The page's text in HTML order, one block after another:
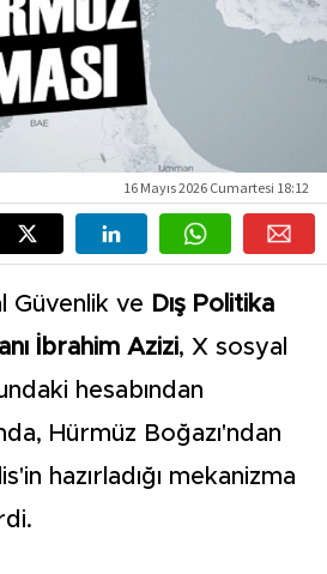
16 Mayıs 2026 Cumartesi 18:12
Güvenlik ve Dış Politika
İbrahim Azizi, X sosyal
hesabından
Hürmüz Boğazı'ndan
hazırladığı mekanizma